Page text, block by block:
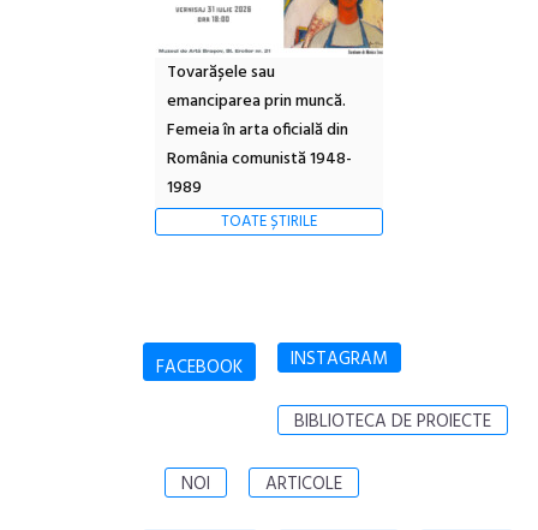
Tovarășele sau
emanciparea prin muncă.
Femeia în arta oficială din
România comunistă 1948-
1989
TOATE ȘTIRILE
FACEBOOK INSTAGRAM
BIBLIOTECA DE PROIECTE
NOI ARTICOLE